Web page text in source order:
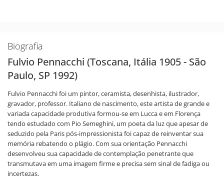
Biografia
Fulvio Pennacchi (Toscana, Itália 1905 - São
Paulo, SP 1992)
Fulvio Pennacchi foi um pintor, ceramista, desenhista, ilustrador,
gravador, professor. Italiano de nascimento, este artista de grande e
variada capacidade produtiva formou-se em Lucca e em Florença
tendo estudado com Pio Semeghini, um poeta da luz que apesar de
seduzido pela Paris pós-impressionista foi capaz de reinventar sua
memória rebatendo o plágio. Com sua orientação Pennacchi
desenvolveu sua capacidade de contemplação penetrante que
transmutava em uma imagem firme e precisa sem sinal de fadiga ou
incertezas.